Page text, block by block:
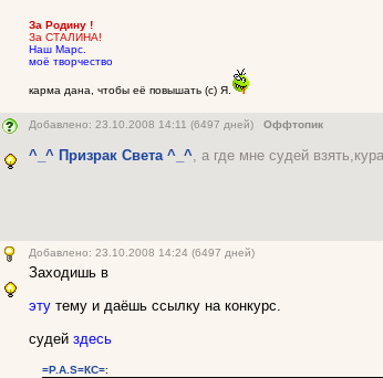
За Родину !
За СТАЛИНА!
Наш Марс.
моё творчество
карма дана, чтобы её повышать (с) Я.
Добавлено: 23.10.2008 14:11 (6497 дней) Оффтопик
^_^ Призрак Света ^_^, а где мне судей
Добавлено: 23.10.2008 14:24 (6497 дней)
Заходишь в
эту тему и даёшь ссылку на конкурс.
судей здесь
=P.A.S=КС=: